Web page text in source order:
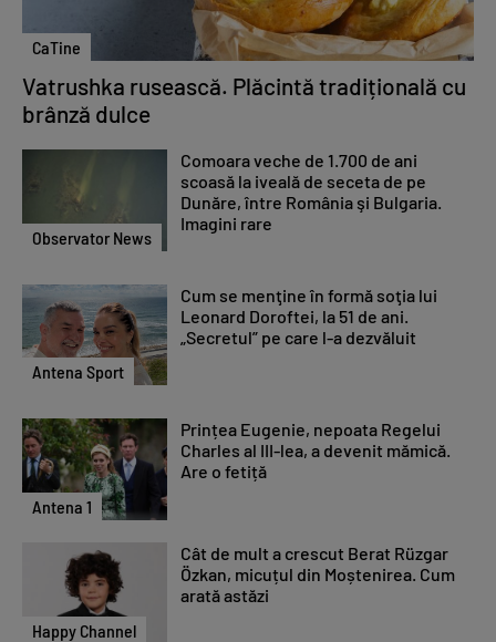
CaTine
Vatrushka rusească. Plăcintă tradițională cu
brânză dulce
Observator News
Comoara veche de 1.700 de ani
scoasă la iveală de seceta de pe
Dunăre, între România şi Bulgaria.
Imagini rare
Antena Sport
Cum se menţine în formă soţia lui
Leonard Doroftei, la 51 de ani.
„Secretul” pe care l-a dezvăluit
Antena 1
Prințea Eugenie, nepoata Regelui
Charles al III-lea, a devenit mămică.
Are o fetiță
Happy Channel
Cât de mult a crescut Berat Rüzgar
Özkan, micuțul din Moștenirea. Cum
arată astăzi